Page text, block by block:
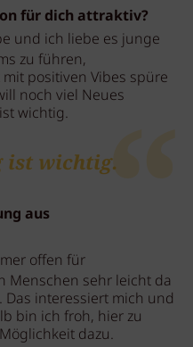
für dich attraktiv?
und ich liebe es junge
zu führen,
positiven Vibes spüre
noch viel Neues
wichtig.
ist wichtig.
aus
offen für
Menschen sehr leicht da
interessiert mich und
bin ich froh, hier zu
dazu.